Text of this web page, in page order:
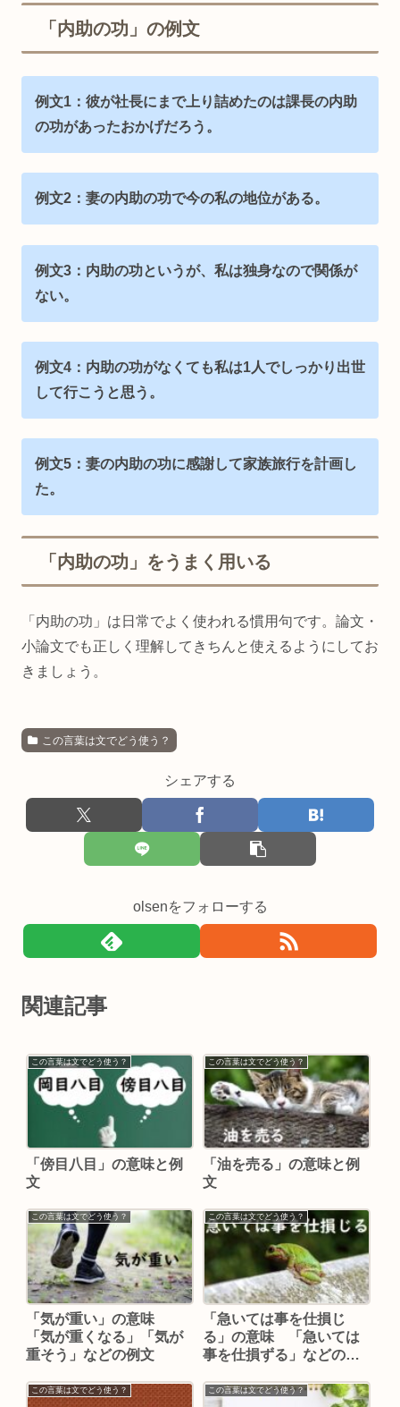
「内助の功」の例文
例文1：彼が社長にまで上り詰めたのは課長の内助
の功があったおかげだろう。
例文2：妻の内助の功で今の私の地位がある。
例文3：内助の功というが、私は独身なので関係が
ない。
例文4：内助の功がなくても私は1人でしっかり出世
して行こうと思う。
例文5：妻の内助の功に感謝して家族旅行を計画し
た。
「内助の功」をうまく用いる
「内助の功」は日常でよく使われる慣用句です。論文・
小論文でも正しく理解してきちんと使えるようにしてお
きましょう。
この言葉は文でどう使う？
シェアする
olsenをフォローする
関連記事
この言葉は文でどう使う？
「傍目八目」の意味と例
文
この言葉は文でどう使う？
「油を売る」の意味と例
文
この言葉は文でどう使う？
「気が重い」の意味
「気が重くなる」「気が
重そう」などの例文
この言葉は文でどう使う？
「急いては事を仕損じ
る」の意味 「急いては
事を仕損ずる」などの例
この言葉は文でどう使う？ この言葉は文でどう使う？